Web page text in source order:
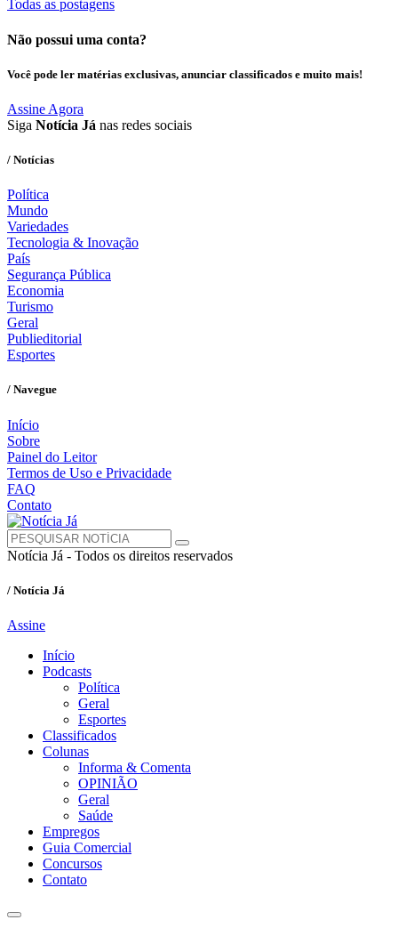
Todas as postagens
Não possui uma conta?
Você pode ler matérias exclusivas, anunciar classificados e muito mais!
Assine Agora
Siga Notícia Já nas redes sociais
/ Notícias
Política
Mundo
Variedades
Tecnologia & Inovação
País
Segurança Pública
Economia
Turismo
Geral
Publieditorial
Esportes
/ Navegue
Início
Sobre
Painel do Leitor
Termos de Uso e Privacidade
FAQ
Contato
Notícia Já - Todos os direitos reservados
/ Notícia Já
Assine
Início
Podcasts
Política
Geral
Esportes
Classificados
Colunas
Informa & Comenta
OPINIÃO
Geral
Saúde
Empregos
Guia Comercial
Concursos
Contato